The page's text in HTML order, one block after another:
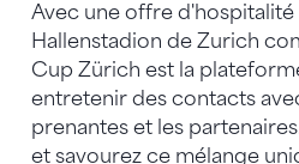
Avec une offre d'hospitalité
Hallenstadion de Zurich
Cup Zürich est la
entretenir des contacts
prenantes et les
et savourez ce mélange